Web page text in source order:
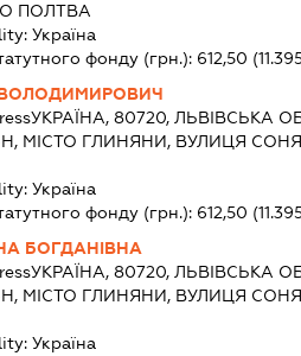
ПОЛТВА
Україна
фонду (грн.): 612,50
УКРАЇНА, 80720, ЛЬВІВСЬКА
МІСТО ГЛИНЯНИ, ВУЛИЦЯ
Україна
фонду (грн.): 612,50
БОГДАНІВНА
УКРАЇНА, 80720, ЛЬВІВСЬКА
МІСТО ГЛИНЯНИ, ВУЛИЦЯ
Україна